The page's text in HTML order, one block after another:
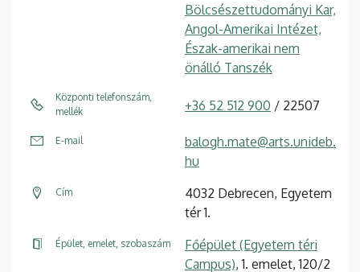
Bölcsészettudományi Kar,
Angol-Amerikai Intézet,
Észak-amerikai nem
önálló Tanszék
Központi telefonszám,
mellék
+36 52 512 900 / 22507
E-mail
balogh.mate@arts.unideb.
hu
Cím
4032 Debrecen, Egyetem
tér 1.
Épület, emelet, szobaszám
Főépület (Egyetem téri
Campus), 1. emelet, 120/2